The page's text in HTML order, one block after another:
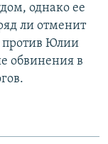
однако ее
ли отменит
против Юлии
обвинения в